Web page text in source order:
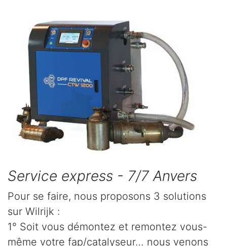
Service express - 7/7 Anvers
Pour se faire, nous proposons 3 solutions
sur Wilrijk :
1° Soit vous démontez et remontez vous-
même votre fap/catalyseur… nous venons